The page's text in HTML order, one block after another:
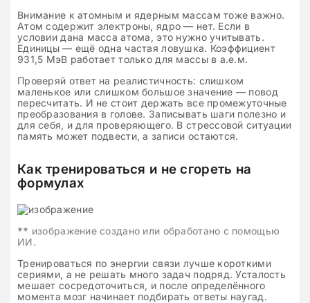
Внимание к атомным и ядерным массам тоже важно.
Атом содержит электроны, ядро — нет. Если в
условии дана масса атома, это нужно учитывать.
Единицы — ещё одна частая ловушка. Коэффициент
931,5 МэВ работает только для массы в а.е.м.
Проверяй ответ на реалистичность: слишком
маленькое или слишком большое значение — повод
пересчитать. И не стоит держать все промежуточные
преобразования в голове. Записывать шаги полезно и
для себя, и для проверяющего. В стрессовой ситуации
память может подвести, а записи остаются.
Как тренироваться и не сгореть на
формулах
** изображение создано или обработано с помощью
ИИ.
Тренироваться по энергии связи лучше короткими
сериями, а не решать много задач подряд. Усталость
мешает сосредоточиться, и после определённого
момента мозг начинает подбирать ответы наугад.